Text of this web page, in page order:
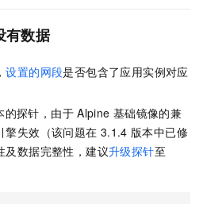
有数据
设置的网段是否包含了应用实例对应
的探针，由于 Alpine 基础镜像的兼
擎失效（该问题在 3.1.4 版本中已修
及数据完整性，建议升级探针至